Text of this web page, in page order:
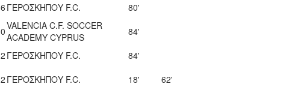
6 ΓΕΡΟΣΚΗΠΟΥ F.C.
80'
0VALENCIA C.F. SOCCER
ACADEMY CYPRUS
84'
2 ΓΕΡΟΣΚΗΠΟΥ F.C.
84'
2 ΓΕΡΟΣΚΗΠΟΥ F.C. 18'
62'